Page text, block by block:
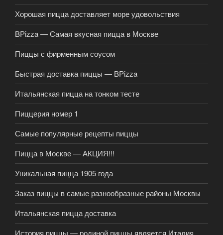
Хорошая пицца доставляет море удовольствия
BPizza — Самая вкусная пицца в Москве
Пиццы с фирменным соусом
Быстрая доставка пиццы — BPizza
Итальянская пицца на тонком тесте
Пиццерия номер 1
Самые популярные рецепты пиццы
Пицца в Москве — АКЦИЯ!!!
Уникальная пицца 1905 года
Заказ пиццы в самые разнообразные районы Москвы
Итальянская пицца доставка
История пиццы — родиной пиццы является Италия